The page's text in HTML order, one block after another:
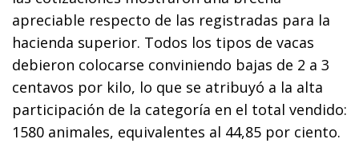
apreciable respecto de las registradas para la
hacienda superior. Todos los tipos de vacas
debieron colocarse conviniendo bajas de 2 a 3
centavos por kilo, lo que se atribuyó a la alta
participación de la categoría en el total vendido:
1580 animales, equivalentes al 44,85 por ciento.